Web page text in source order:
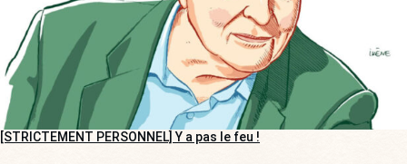
[STRICTEMENT PERSONNEL] Y a pas le feu !